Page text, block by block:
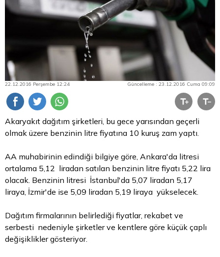
22.12.2016 Perşembe 12:24 Güncelleme : 23.12.2016 Cuma 09:09
Akaryakıt dağıtım şirketleri, bu gece yarısından geçerli
olmak üzere benzinin litre fiyatına 10 kuruş zam yaptı.
AA muhabirinin edindiği bilgiye göre, Ankara'da litresi
ortalama 5,12 liradan satılan benzinin litre fiyatı 5,22 lira
olacak. Benzinin litresi İstanbul'da 5,07 liradan 5,17
liraya, İzmir'de ise 5,09 liradan 5,19 liraya yükselecek.
Dağıtım firmalarının belirlediği fiyatlar, rekabet ve
serbesti nedeniyle şirketler ve kentlere göre küçük çaplı
değişiklikler gösteriyor.